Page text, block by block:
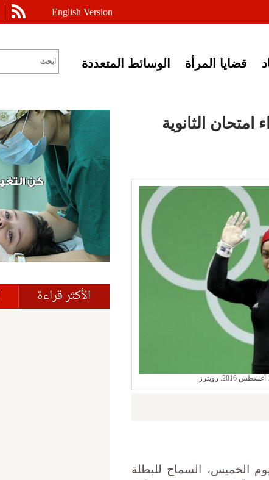
English Version
قضايا المرأة
الوسائط المتعددة
الثانوية
الخميس، السماح للبطلة
الأكثر قراءة